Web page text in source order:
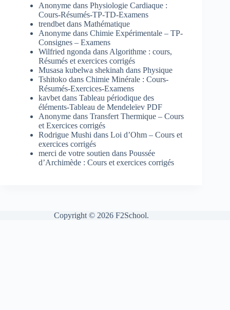
Anonyme dans Physiologie Cardiaque :
Cours-Résumés-TP-TD-Examens
trendbet dans Mathématique
Anonyme dans Chimie Expérimentale – TP-
Consignes – Examens
Wilfried ngonda dans Algorithme : cours,
Résumés et exercices corrigés
Musasa kubelwa shekinah dans Physique
Tshitoko dans Chimie Minérale : Cours-
Résumés-Exercices-Examens
kavbet dans Tableau périodique des
éléments-Tableau de Mendeleïev PDF
Anonyme dans Transfert Thermique – Cours
et Exercices corrigés
Rodrigue Mushi dans Loi d’Ohm – Cours et
exercices corrigés
merci de votre soutien dans Poussée
d’Archimède : Cours et exercices corrigés
Copyright © 2026 F2School.